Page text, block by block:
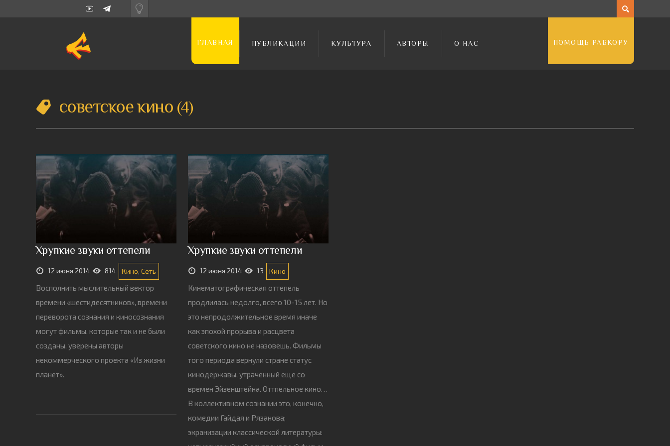
ГЛАВНАЯ ПУБЛИКАЦИИ КУЛЬТУРА АВТОРЫ О НАС ПОМОЩЬ РАБКОРУ
советское кино 4
Хрупкие звуки оттепели
12 июня 2014 814 Кино, Сеть
Восполнить мыслительный вектор
времени «шестидесятников», времени
переворота сознания и киносознания
могут фильмы, которые так и не были
созданы, уверены авторы
некоммерческого проекта «Из жизни
планет».
Хрупкие звуки оттепели
12 июня 2014 13 Кино
Кинематографическая оттепель
продлилась недолго, всего 10-15 лет. Но
это непродолжительное время иначе
как эпохой прорыва и расцвета
советского кино не назовешь. Фильмы
того периода вернули стране статус
кинодержавы, утраченный еще со
времен Эйзенштейна. Оттпельное кино…
В коллективном сознании это, конечно,
комедии Гайдая и Рязанова;
экранизации классической литературы: